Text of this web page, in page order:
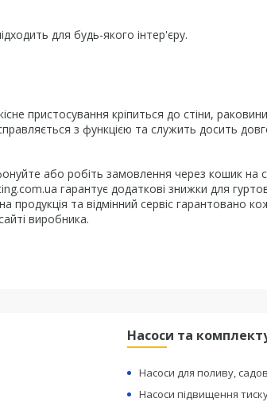
для будь-якого інтер'єру.
пристосування кріпиться до стіни,
з функцією та служить досить
або робіть замовлення через кошик на
гарантує додаткові знижки для
та відмінний сервіс гарантовано
виробника.
Насоси та
Насоси для поливу,
Насоси підвищення